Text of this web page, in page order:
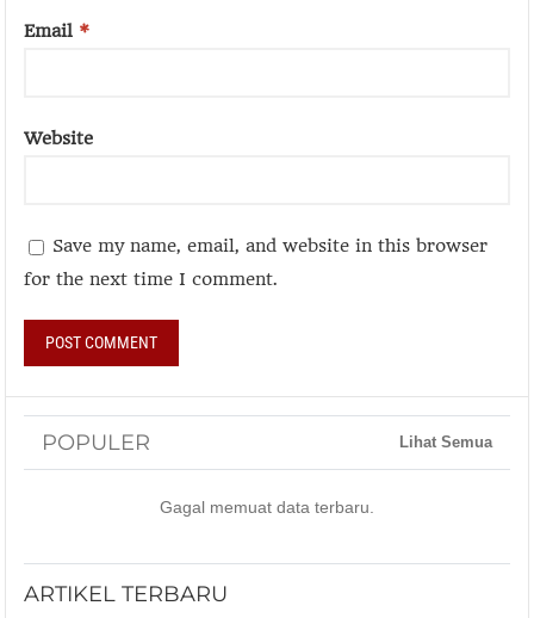
Email *
Website
Save my name, email, and website in this browser
for the next time I comment.
POPULER Lihat Semua
Gagal memuat data terbaru.
ARTIKEL TERBARU